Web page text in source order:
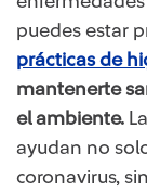
puedes estar
prácticas de
mantenerte
el ambiente.
a​yudan no
coronavirus,